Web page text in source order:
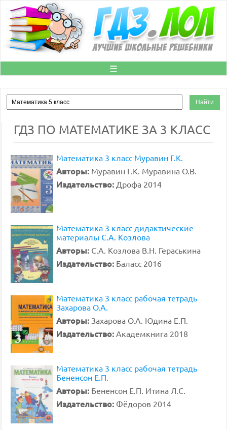
☰
ГДЗ ПО МАТЕМАТИКЕ ЗА 3 КЛАСС
Математика 3 класс Муравин Г.К.
Авторы: Муравин Г.К. Муравина О.В.
Издательство: Дрофа 2014
Математика 3 класс дидактические
материалы С.А. Козлова
Авторы: С.А. Козлова В.Н. Гераськина
Издательство: Баласс 2016
Математика 3 класс рабочая тетрадь
Захарова О.А.
Авторы: Захарова О.А. Юдина Е.П.
Издательство: Академкнига 2018
Математика 3 класс рабочая тетрадь
Бененсон Е.П.
Авторы: Бененсон Е.П. Итина Л.С.
Издательство: Фёдоров 2014